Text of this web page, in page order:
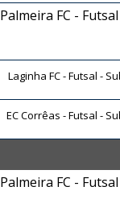
Palmeira FC -
Laginha FC - Futsal -
EC Corrêas - Futsal -
Palmeira FC -